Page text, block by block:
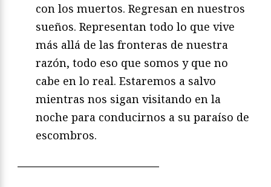
con los muertos. Regresan en nuestros
sueños. Representan todo lo que vive
más allá de las fronteras de nuestra
razón, todo eso que somos y que no
cabe en lo real. Estaremos a salvo
mientras nos sigan visitando en la
noche para conducirnos a su paraíso de
escombros.
—————————————